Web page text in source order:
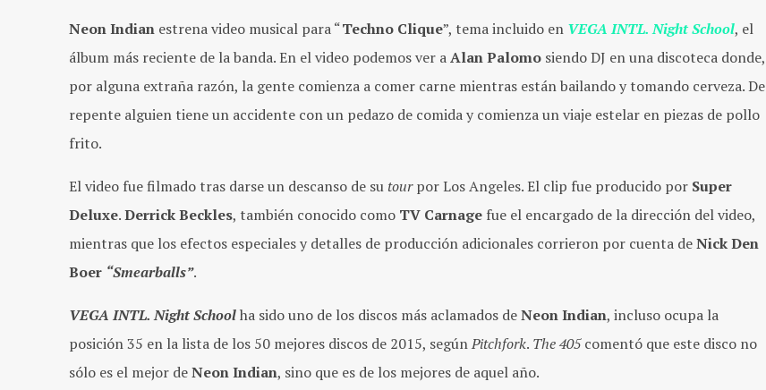
Neon Indian estrena video musical para “Techno Clique”, tema incluido en VEGA INTL. Night School, el
álbum más reciente de la banda. En el video podemos ver aAlan Palomo siendo DJ en una discoteca donde,
por alguna extraña razón, la gente comienza a comer carne mientras están bailando y tomando cerveza. De
repente alguien tiene un accidente con un pedazo de comida y comienza un viaje estelar en piezas de pollo
frito.
El video fue filmado tras darse un descanso de su tourpor Los Angeles. El clip fue producido por Super
Deluxe.Derrick Beckles, también conocido como TV Carnage fue el encargado de la dirección del video,
mientras que los efectos especiales y detalles de producción adicionales corrieron por cuenta deNick Den
Boer “Smearballs”.
VEGA INTL. Night Schoolha sido uno de los discos más aclamados deNeon Indian, incluso ocupa la
posición 35 en la lista de los 50 mejores discos de 2015, segúnPitchfork. The 405comentó que este disco no
sólo es el mejor deNeon Indian, sino que es de los mejores de aquel año.